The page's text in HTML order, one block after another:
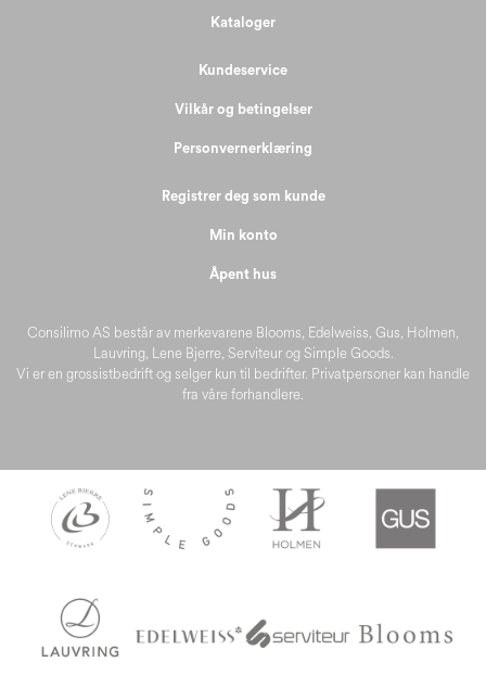
Consilimo AS består av merkevarene Blooms, Edelweiss, Gus, Holmen,
Lauvring, Lene Bjerre, Serviteur og Simple Goods.
Vi er en grossistbedrift og selger kun til bedrifter. Privatpersoner kan handle
fra våre forhandlere.
Kataloger
Kundeservice
Vilkår og betingelser
Personvernerklæring
Registrer deg som kunde
Min konto
Åpent hus